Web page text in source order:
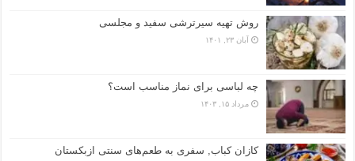
روش تهیه سیرترشی سفید و مجلسی
آبان ۲۳, ۱۴۰۱
چه لباسی برای نماز مناسب است؟
مرداد ۱۵, ۱۴۰۳
کازان کباب, سفری به طعم‌های سنتی ازبکستان